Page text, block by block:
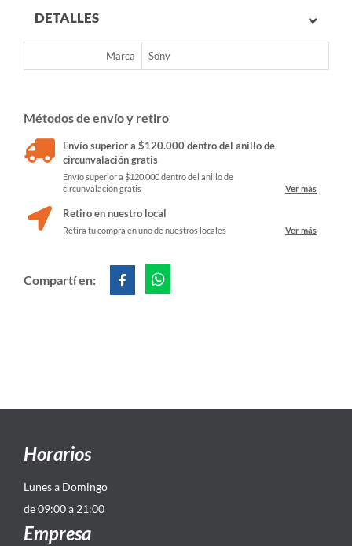
DETALLES
Marca Sony
Métodos de envío y retiro
Envío superior a $120.000 dentro del anillo de
circunvalación gratis
Envío superior a $120.000 dentro del anillo de
circunvalación gratis
Ver más
Retiro en nuestro local
Retira tu compra en uno de nuestros locales Ver más
Compartí en:
Horarios
Lunes a Domingo
de 09:00 a 21:00
Empresa